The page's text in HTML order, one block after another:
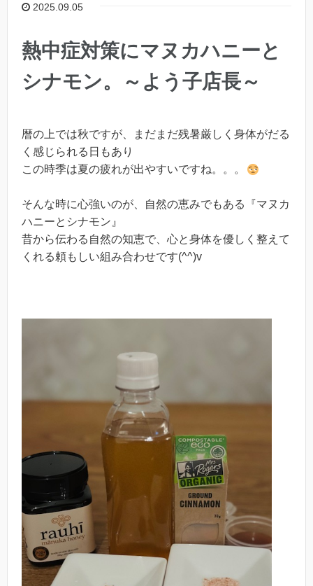
2025.09.05
熱中症対策にマヌカハニーと
シナモン。～よう子店長～
暦の上では秋ですが、まだまだ残暑厳しく身体がだる
く感じられる日もあり
この時季は夏の疲れが出やすいですね。。。
そんな時に心強いのが、自然の恵みでもある『マヌカ
ハニーとシナモン』
昔から伝わる自然の知恵で、心と身体を優しく整えて
くれる頼もしい組み合わせです(^^)v